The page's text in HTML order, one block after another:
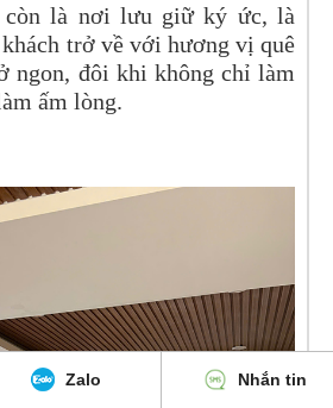
còn là nơi lưu giữ ký ức, là
trở về với hương vị quê
ngon, đôi khi không chỉ làm
ấm lòng.
Zalo Nhắn tin